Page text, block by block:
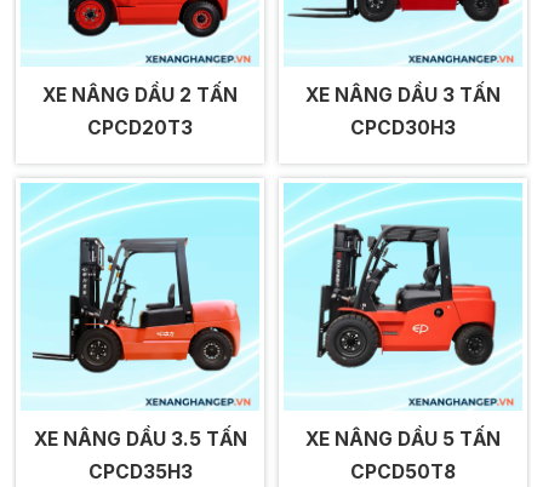
XE NÂNG DẦU 2 TẤN
CPCD20T3
XE NÂNG DẦU 3 TẤN
CPCD30H3
XE NÂNG DẦU 3.5 TẤN
CPCD35H3
XE NÂNG DẦU 5 TẤN
CPCD50T8